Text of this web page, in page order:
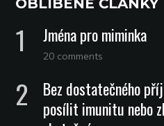
Jména pro miminka
20 comments
Bez dostatečného
posílit imunitu nebo